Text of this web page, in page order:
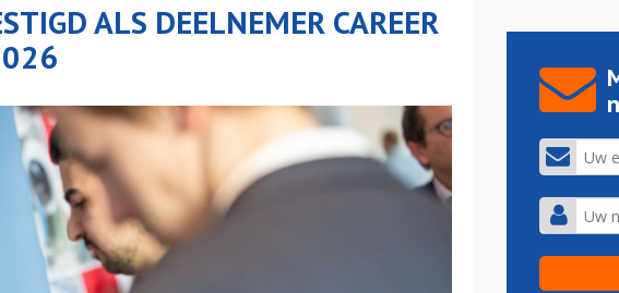
ALS DEELNEMER CAREER